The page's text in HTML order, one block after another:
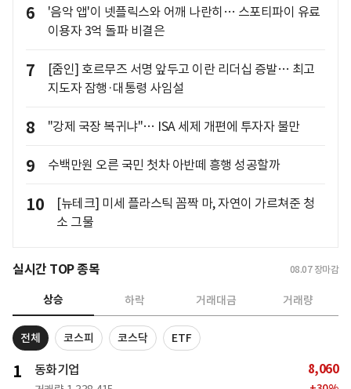
6
'음악 앱'이 넷플릭스와 어깨 나란히… 스포티파이 유료
이용자 3억 돌파 비결은
7
[줌인] 호르무즈 서명 앞두고 이란 리더십 증발… 최고
지도자 잠행·대통령 사임설
8 "강제 국장 복귀냐"… ISA 세제 개편에 투자자 불만
9 수백만원 오른 국민 첫차 아반떼 흥행 성공할까
10
[뉴테크] 미세 플라스틱 꼼짝 마, 자연이 가르쳐준 청
소 그물
실시간 TOP 종목 08.07 장마감
상승 하락 거래대금 거래량
전체 코스피 코스닥 ETF
1 동화기업 8,060